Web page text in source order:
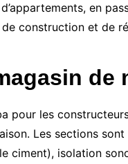
en
construction et de
de
pour les
Les sections
ciment), isolation